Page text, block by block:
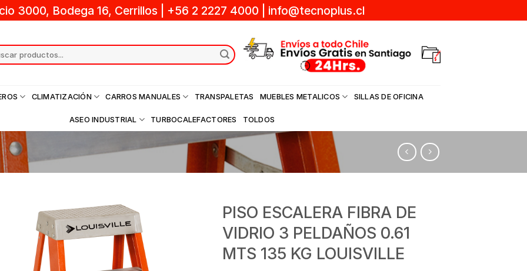
3000, Bodega 16, Cerrillos +56 2 2227 4000 info@tecnoplus.cl
CLIMATIZACIÓN CARROS MANUALES TRANSPALETAS MUEBLES METALICOS SILLAS DE OFICINA
ASEO INDUSTRIAL TURBOCALEFACTORES TOLDOS
PISO ESCALERA FIBRA DE
VIDRIO 3 PELDAÑOS 0.61
MTS 135 KG LOUISVILLE